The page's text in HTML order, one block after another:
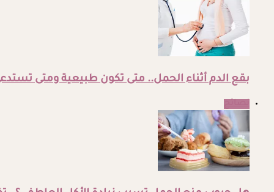
بقع الدم أثناء الحمل.. متى تكون طبيعية ومتى